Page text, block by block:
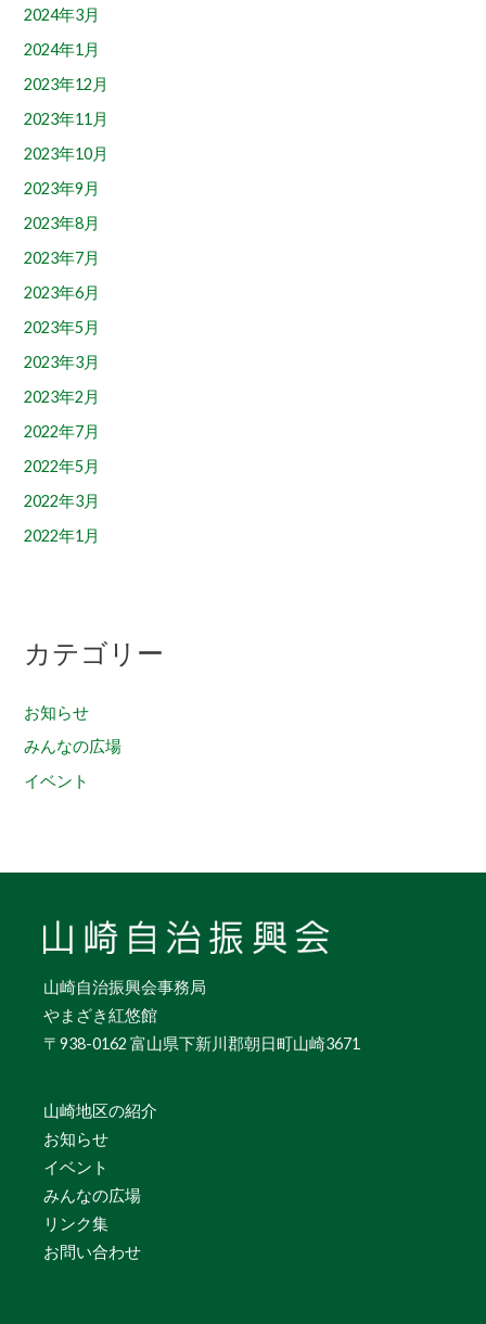
2024年3月
2024年1月
2023年12月
2023年11月
2023年10月
2023年9月
2023年8月
2023年7月
2023年6月
2023年5月
2023年3月
2023年2月
2022年7月
2022年5月
2022年3月
2022年1月
カテゴリー
お知らせ
みんなの広場
イベント
山崎自治振興会事務局
やまざき紅悠館
〒938-0162 富山県下新川郡朝日町山崎3671
山崎地区の紹介
お知らせ
イベント
みんなの広場
リンク集
お問い合わせ